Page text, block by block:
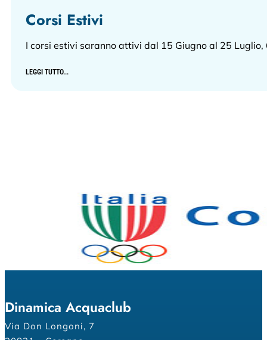
Corsi Estivi
I corsi estivi saranno attivi dal 15 Giugno al 25
LEGGI TUTTO...
Dinamica Acquaclub
Via Don Longoni, 7